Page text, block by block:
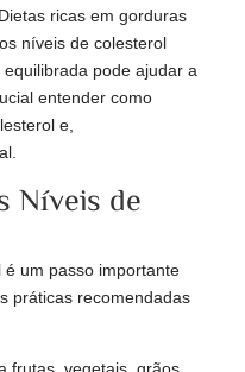
ricas em gorduras
níveis de colesterol
pode ajudar a
entender como
e,
Níveis de
um passo importante
práticas recomendadas